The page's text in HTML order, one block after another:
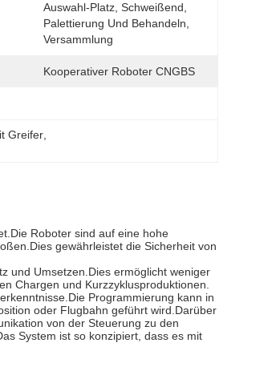
Auswahl-Platz, Schweißend,
Palettierung Und Behandeln,
Versammlung
Kooperativer Roboter CNGBS
Greifer
Roboter sind auf eine hohe
gewährleistet die Sicherheit von
und Umsetzen.Dies ermöglicht weniger
Chargen und Kurzzyklusproduktionen.
Programmierung kann in
oder Flugbahn geführt wird.Darüber
von der Steuerung zu den
System ist so konzipiert, dass es mit